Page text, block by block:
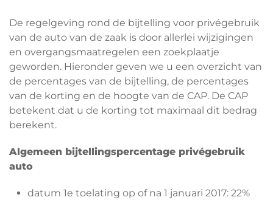
De regelgeving rond de bijtelling voor privégebruik
van de auto van de zaak is door allerlei wijzigingen
en overgangsmaatregelen een zoekplaatje
geworden. Hieronder geven we u een overzicht van
de percentages van de bijtelling, de percentages
van de korting en de hoogte van de CAP. De CAP
betekent dat u de korting tot maximaal dit bedrag
berekent.
Algemeen bijtellingspercentage privégebruik
auto
datum 1e toelating op of na 1 januari 2017: 22%